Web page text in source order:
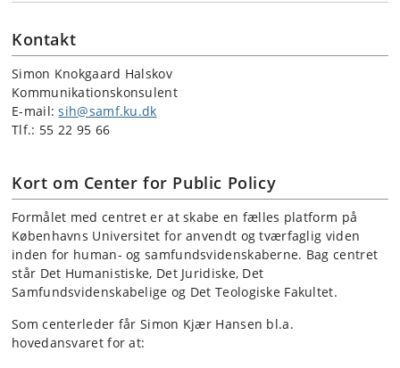
Kontakt
Simon Knokgaard Halskov
Kommunikationskonsulent
E-mail:sih@samf.ku.dk
Tlf.: 55 22 95 66
Kort om Center for Public Policy
Formålet med centret er at skabe en fælles platform på
Københavns Universitet for anvendt og tværfaglig viden
inden for human- og samfundsvidenskaberne. Bag centret
står Det Humanistiske, Det Juridiske, Det
Samfundsvidenskabelige og Det Teologiske Fakultet.
Som centerleder får Simon Kjær Hansen bl.a.
hovedansvaret for at: